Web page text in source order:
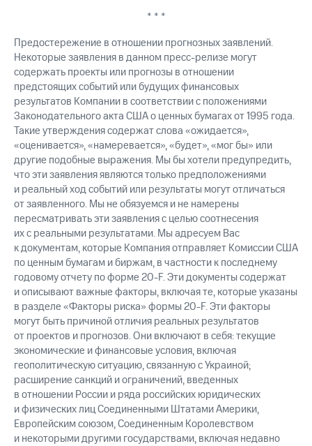
* * *
Предостережение в отношении прогнозных заявлений.
Некоторые заявления в данном пресс-релизе могут
содержать проекты или прогнозы в отношении
предстоящих событий или будущих финансовых
результатов Компании в соответствии с положениями
Законодательного акта США о ценных бумагах от 1995 года.
Такие утверждения содержат слова «ожидается»,
«оценивается», «намеревается», «будет», «мог бы» или
другие подобные выражения. Мы бы хотели предупредить,
что эти заявления являются только предположениями
и реальный ход событий или результаты могут отличаться
от заявленного. Мы не обязуемся и не намерены
пересматривать эти заявления с целью соотнесения
их с реальными результатами. Мы адресуем Вас
к документам, которые Компания отправляет Комиссии США
по ценным бумагам и биржам, в частности к последнему
годовому отчету по форме 20-F. Эти документы содержат
и описывают важные факторы, включая те, которые указаны
в разделе «Факторы риска» формы 20-F. Эти факторы
могут быть причиной отличия реальных результатов
от проектов и прогнозов. Они включают в себя: текущие
экономические и финансовые условия, включая
геополитическую ситуацию, связанную с Украиной;
расширение санкций и ограничений, введенных
в отношении России и ряда российских юридических
и физических лиц Соединенными Штатами Америки,
Европейским союзом, Соединенным Королевством
и некоторыми другими государствами, включая недавно